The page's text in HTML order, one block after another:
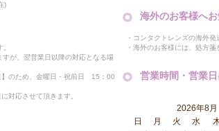
)
が、翌営業日以降の対応となる場
のため、金曜日・祝前日 15：00
対応させて頂きます。
海外のお客様へ
・コンタクトレンズの海外発
・海外のお客様には、処方
営業時間・営業
2026年8月
日
月 火 水